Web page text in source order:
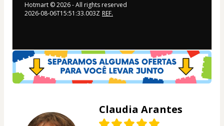
Hotmart ©2026- All rights reserved
2026-08-06T15:51:33.003Z REF.
Claudia Arantes